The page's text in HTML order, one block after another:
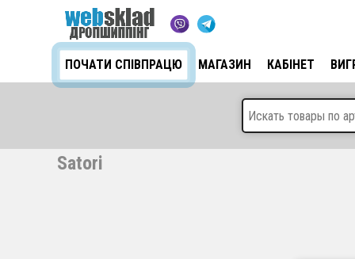
ПОЧАТИ СПІВПРАЦЮ МАГАЗИН КАБІНЕТ
Satori